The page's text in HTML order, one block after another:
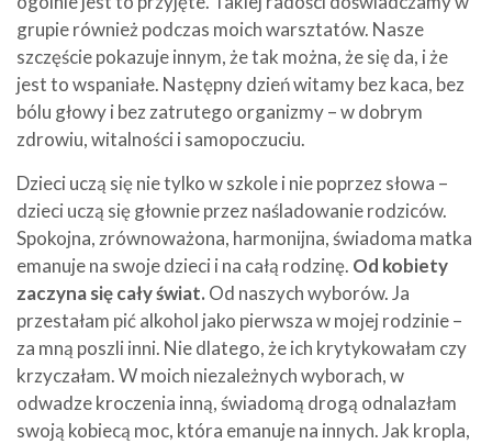
grupie również podczas moich warsztatów. Nasze
szczęście pokazuje innym, że tak można, że się da, i że
jest to wspaniałe. Następny dzień witamy bez kaca, bez
bólu głowy i bez zatrutego organizmy – w dobrym
zdrowiu, witalności i samopoczuciu.
Dzieci uczą się nie tylko w szkole i nie poprzez słowa –
dzieci uczą się głownie przez naśladowanie rodziców.
Spokojna, zrównoważona, harmonijna, świadoma matka
emanuje na swoje dzieci i na całą rodzinę. Od kobiety
zaczyna się cały świat. Od naszych wyborów. Ja
przestałam pić alkohol jako pierwsza w mojej rodzinie –
za mną poszli inni. Nie dlatego, że ich krytykowałam czy
krzyczałam. W moich niezależnych wyborach, w
odwadze kroczenia inną, świadomą drogą odnalazłam
swoją kobiecą moc, która emanuje na innych. Jak kropla,